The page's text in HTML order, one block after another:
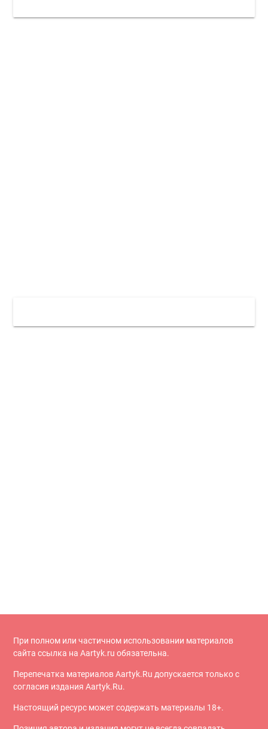
При полном или частичном использовании материалов
сайта ссылка на Aartyk.ru oбязательна.
Перепечатка материалов Aartyk.Ru допускается только с
согласия издания Aartyk.Ru.
Настоящий ресурс может содержать материалы 18+.